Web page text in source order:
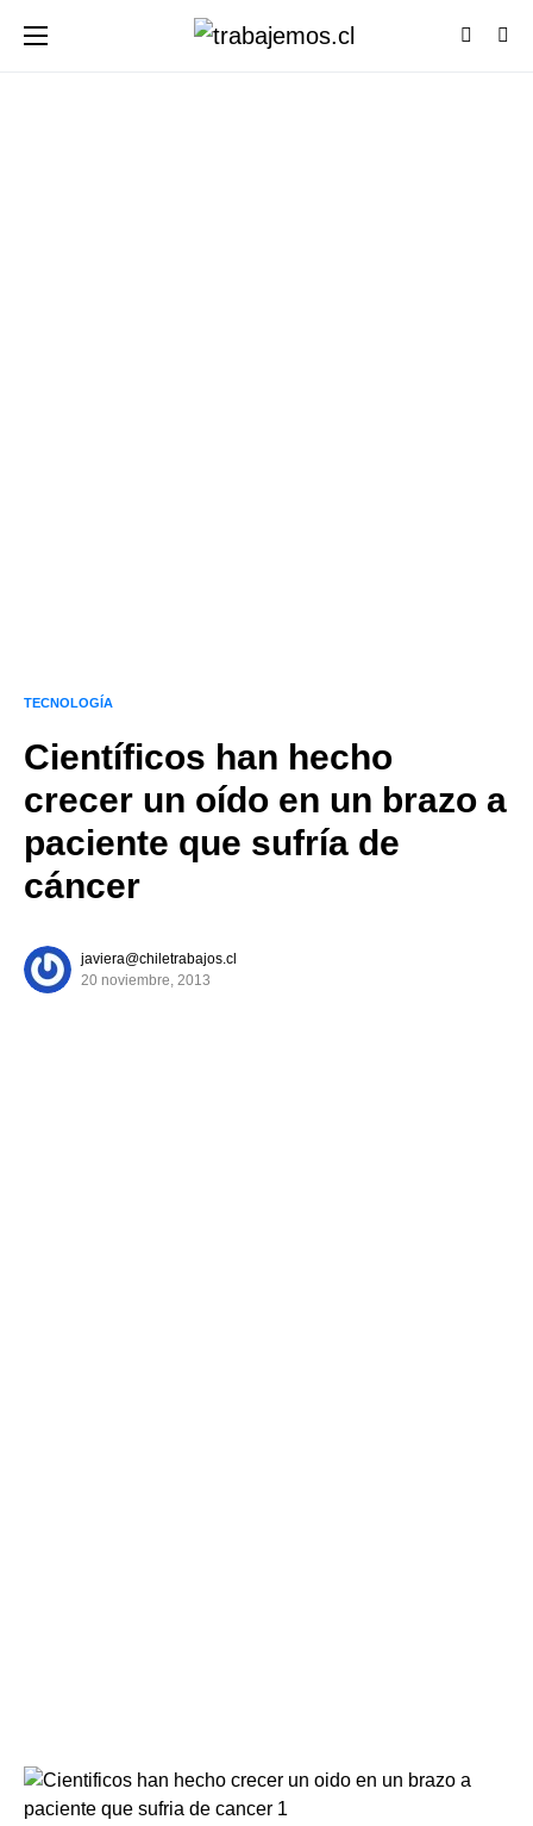
TECNOLOGÍA
Científicos han hecho
crecer un oído en un brazo a
paciente que sufría de
cáncer
javiera@chiletrabajos.cl
20 noviembre, 2013